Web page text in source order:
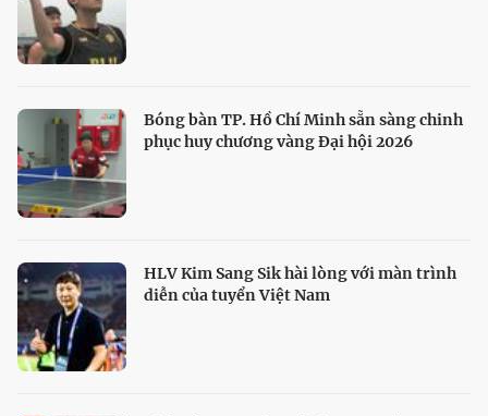
Bóng bàn TP. Hồ Chí Minh sẵn sàng chinh
phục huy chương vàng Đại hội 2026
HLV Kim Sang Sik hài lòng với màn trình
diễn của tuyển Việt Nam